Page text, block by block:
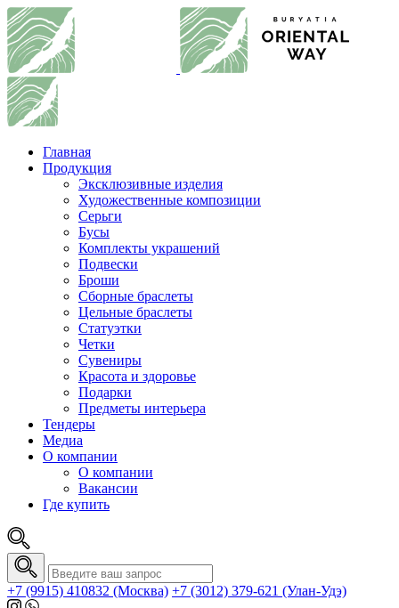
Главная
Продукция
Эксклюзивные изделия
Художественные композиции
Серьги
Бусы
Комплекты украшений
Подвески
Броши
Сборные браслеты
Цельные браслеты
Статуэтки
Четки
Сувениры
Красота и здоровье
Подарки
Предметы интерьера
Тендеры
Медиа
О компании
О компании
Вакансии
Где купить
+7 (9915) 410832 (Москва) +7 (3012) 379-621 (Улан-Удэ)